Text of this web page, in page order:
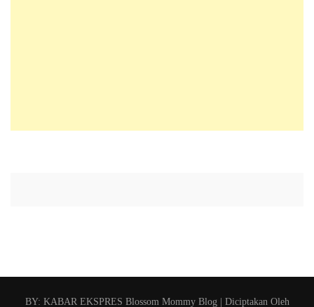
BY: KABAR EKSPRES Blossom Mommy Blog | Diciptakan Oleh